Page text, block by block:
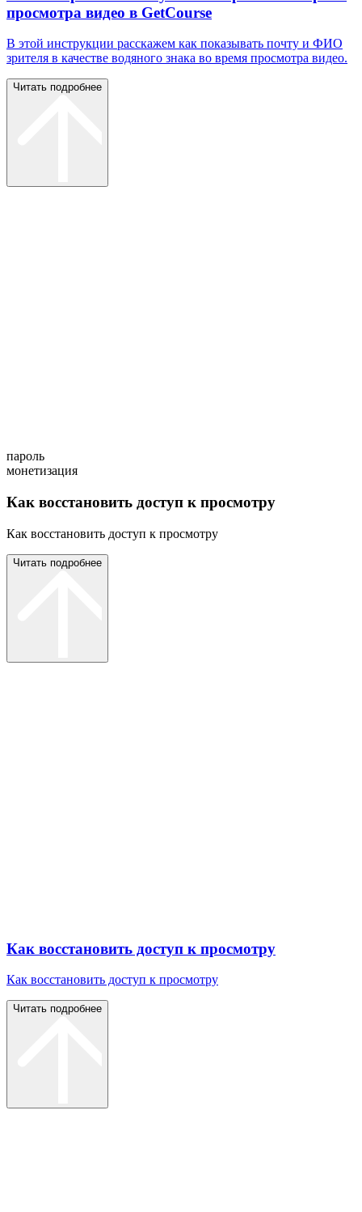
просмотра видео в GetCourse
В этой инструкции расскажем как показывать почту и ФИО
зрителя в качестве водяного знака во время просмотра видео.
Читать подробнее
пароль
монетизация
Как восстановить доступ к просмотру
Как восстановить доступ к просмотру
Читать подробнее
Как восстановить доступ к просмотру
Как восстановить доступ к просмотру
Читать подробнее